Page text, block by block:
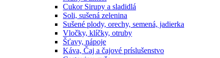
Cukor Sirupy a sladidlá
Soli, sušená zelenina
Sušené plody, orechy, semená, jadierka
Vločky, klíčky, otruby
Šťavy, nápoje
Káva, Čaj a čajové príslušenstvo